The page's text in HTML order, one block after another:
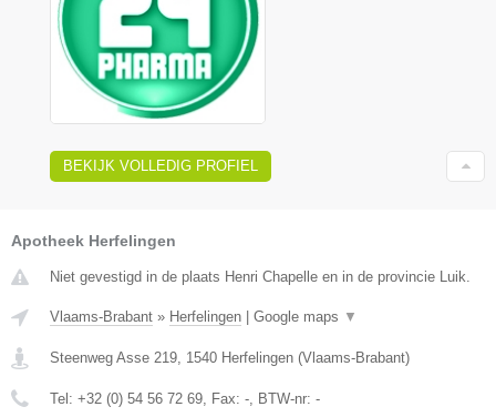
BEKIJK VOLLEDIG PROFIEL
Apotheek Herfelingen
Niet gevestigd in de plaats Henri Chapelle en in de provincie Luik.
Vlaams-Brabant » Herfelingen Google maps ▼
Steenweg Asse 219 1540 Herfelingen (Vlaams-Brabant)
Tel: +32 (0) 54 56 72 69 , Fax: - , BTW-nr: -